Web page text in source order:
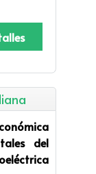
del